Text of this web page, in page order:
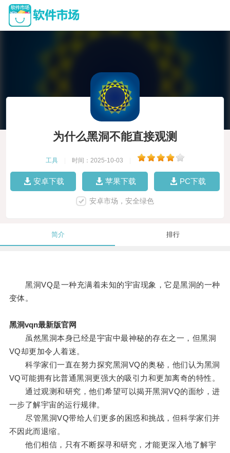
为什么黑洞不能直接观测
工具 时间：2025-10-03
安卓下载 苹果下载 PC下载
安卓市场，安全绿色
简介 排行
黑洞VQ是一种充满着未知的宇宙现象，它是黑洞的一种
变体。
黑洞vqn最新版官网
虽然黑洞本身已经是宇宙中最神秘的存在之一，但黑洞
VQ却更加令人着迷。
科学家们一直在努力探究黑洞VQ的奥秘，他们认为黑洞
VQ可能拥有比普通黑洞更强大的吸引力和更加离奇的特性。
通过观测和研究，他们希望可以揭开黑洞VQ的面纱，进
一步了解宇宙的运行规律。
尽管黑洞VQ带给人们更多的困惑和挑战，但科学家们并
不因此而退缩。
他们相信，只有不断探寻和研究，才能更深入地了解宇